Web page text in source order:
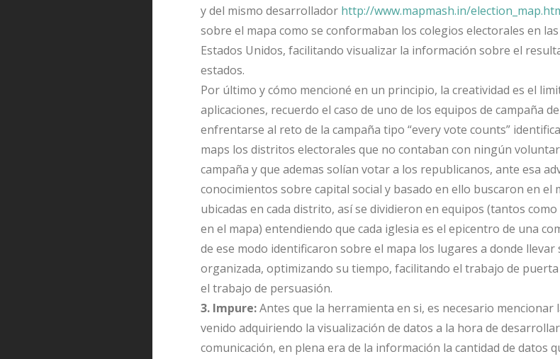
y del mismo desarrollador http://www.mapmash.in/
sobre el mapa como se conformaban los colegios electorales en las
Estados Unidos, facilitando visualizar la información sobre el
estados.
Por último y cómo mencioné en un principio, la creatividad es el
aplicaciones, recuerdo el caso de uno de los equipos de campaña
enfrentarse al reto de la campaña tipo “every vote counts”
maps los distritos electorales que no contaban con ningún
campaña y que ademas solían votar a los republicanos, ante esa
conocimientos sobre capital social y basado en ello buscaron en el
ubicadas en cada distrito, así se dividieron en equipos (tantos
en el mapa) entendiendo que cada iglesia es el epicentro de una
de ese modo identificaron sobre el mapa los lugares a donde llevar
organizada, optimizando su tiempo, facilitando el trabajo de
el trabajo de persuasión.
3. Impure:Antes que la herramienta en si, es necesario mencionar
venido adquiriendo la visualización de datos a la hora de
comunicación, en plena era de la información la cantidad de datos